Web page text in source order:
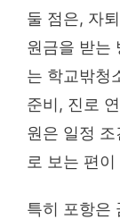
둘 점은, 자
원금을 받는
는 학교밖청
준비, 진로
원은 일정
로 보는 편
특히 포항은